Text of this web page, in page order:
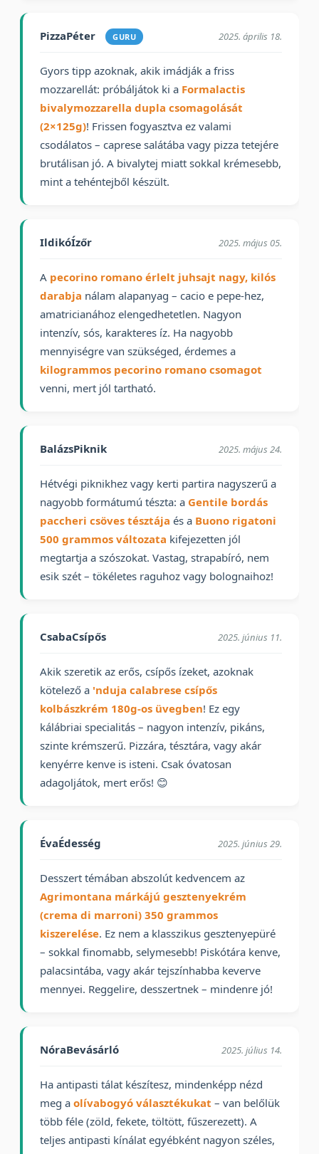
PizzaPéter GURU 2025. április 18.
Gyors tipp azoknak, akik imádják a friss
mozzarellát: próbáljátok ki a Formalactis
bivalymozzarella dupla csomagolását
(2×125g)! Frissen fogyasztva ez valami
csodálatos – caprese salátába vagy pizza tetejére
brutálisan jó. A bivalytej miatt sokkal krémesebb,
mint a tehéntejből készült.
IldikóÍzőr 2025. május 05.
A pecorino romano érlelt juhsajt nagy, kilós
darabja nálam alapanyag – cacio e pepe-hez,
amatricianához elengedhetetlen. Nagyon
intenzív, sós, karakteres íz. Ha nagyobb
mennyiségre van szükséged, érdemes a
kilogrammos pecorino romano csomagot
venni, mert jól tartható.
BalázsPiknik 2025. május 24.
Hétvégi piknikhez vagy kerti partira nagyszerű a
nagyobb formátumú tészta: a Gentile bordás
paccheri csöves tésztája és a Buono rigatoni
500 grammos változata kifejezetten jól
megtartja a szószokat. Vastag, strapabíró, nem
esik szét – tökéletes raguhoz vagy bolognaihoz!
CsabaCsípős 2025. június 11.
Akik szeretik az erős, csípős ízeket, azoknak
kötelező a 'nduja calabrese csípős
kolbászkrém 180g-os üvegben! Ez egy
kálábriai specialitás – nagyon intenzív, pikáns,
szinte krémszerű. Pizzára, tésztára, vagy akár
kenyérre kenve is isteni. Csak óvatosan
adagoljátok, mert erős! 😊
ÉvaÉdesség 2025. június 29.
Desszert témában abszolút kedvencem az
Agrimontana márkájú gesztenyekrém
(crema di marroni) 350 grammos
kiszerelése. Ez nem a klasszikus gesztenyepüré
– sokkal finomabb, selymesebb! Piskótára kenve,
palacsintába, vagy akár tejszínhabba keverve
mennyei. Reggelire, desszertnek – mindenre jó!
NóraBevásárló 2025. július 14.
Ha antipasti tálat készítesz, mindenképp nézd
meg a olívabogyó választékukat – van belőlük
több féle (zöld, fekete, töltött, fűszerezett). A
teljes antipasti kínálat egyébként nagyon széles,